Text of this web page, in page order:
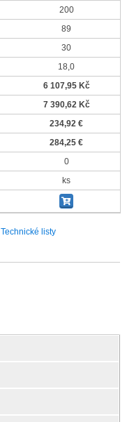
200
89
30
18,0
6 107,95 Kč
7 390,62 Kč
234,92 €
284,25 €
0
ks
Technické listy